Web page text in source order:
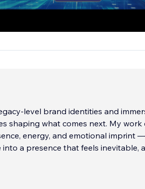
level brand identities and
shaping what comes next. My
energy, and emotional imprint
into a presence that feels inevitable,